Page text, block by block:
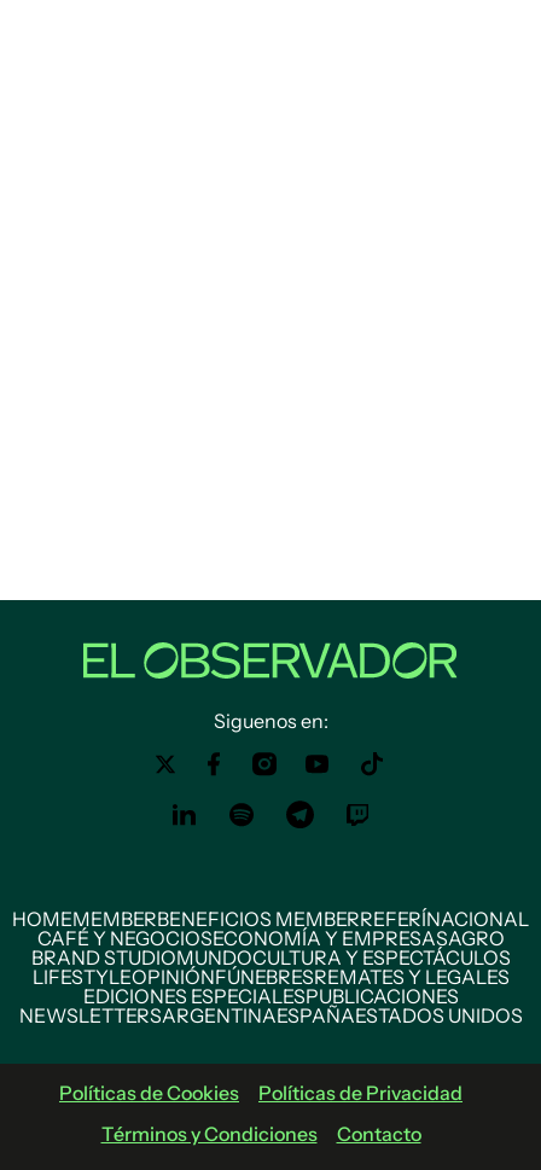
Siguenos en:
HOMEMEMBERBENEFICIOS MEMBERREFERÍNACIONAL
CAFÉ Y NEGOCIOSECONOMÍA Y EMPRESASAGRO
BRAND STUDIOMUNDOCULTURA Y ESPECTÁCULOS
LIFESTYLEOPINIÓNFÚNEBRESREMATES Y LEGALES
EDICIONES ESPECIALESPUBLICACIONES
NEWSLETTERSARGENTINAESPAÑAESTADOS UNIDOS
Políticas de Cookies
Políticas de Privacidad
Términos y Condiciones
Contacto